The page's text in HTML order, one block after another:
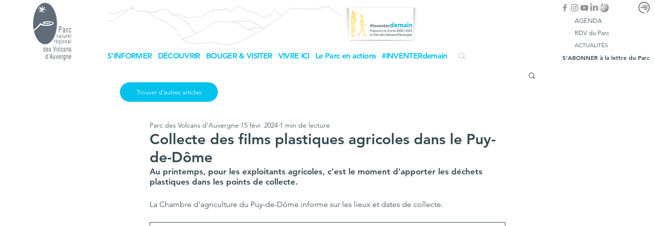
S'INFORMER DÉCOUVRIR BOUGER & VISITER VIVRE ICI Le Parc en actions #INVENTERdemain
AGENDA
RDV du Parc
ACTUALITÉS
S'ABONNER à la lettre du Parc
Collecte des films plastiques agricoles dans le Puy-
de-Dôme
Parc des Volcans d'Auvergne 15 févr. 2024 1 min de lecture
Au printemps, pour les exploitants agricoles, c’est le moment d’apporter les déchets
plastiques dans les points de collecte.
La Chambre d'agriculture du Puy-de-Dôme informe sur les lieux et dates de collecte.
Trouver d'autres articles